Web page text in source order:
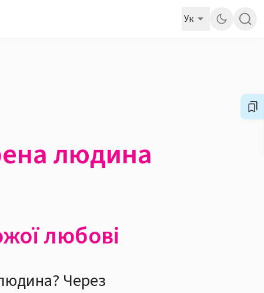
Ук
людина
любові
Через